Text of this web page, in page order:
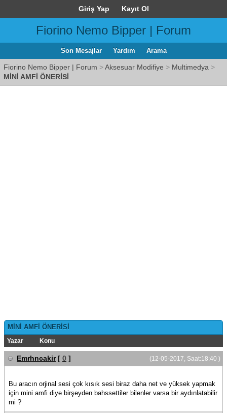
Giriş Yap Kayıt Ol
Fiorino Nemo Bipper | Forum
Son Mesajlar Yardım Arama
Fiorino Nemo Bipper | Forum >Aksesuar Modifiye > Multimedya >
MİNİ AMFİ ÖNERİSİ
MİNİ AMFİ ÖNERİSİ
Yazar Konu
(12-05-2017, Saat:18:40 )
Emrhncakir [ 0 ]
Bu aracın orjinal sesi çok kısık sesi biraz daha net ve yüksek yapmak
için mini amfi diye birşeyden bahssettiler bilenler varsa bir aydınlatabilir
mi ?